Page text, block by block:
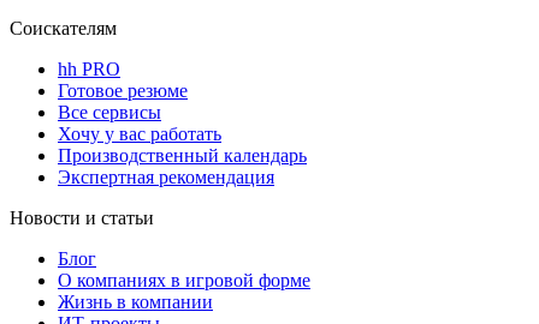
Соискателям
hh PRO
Готовое резюме
Все сервисы
Хочу у вас работать
Производственный календарь
Экспертная рекомендация
Новости и статьи
Блог
О компаниях в игровой форме
Жизнь в компании